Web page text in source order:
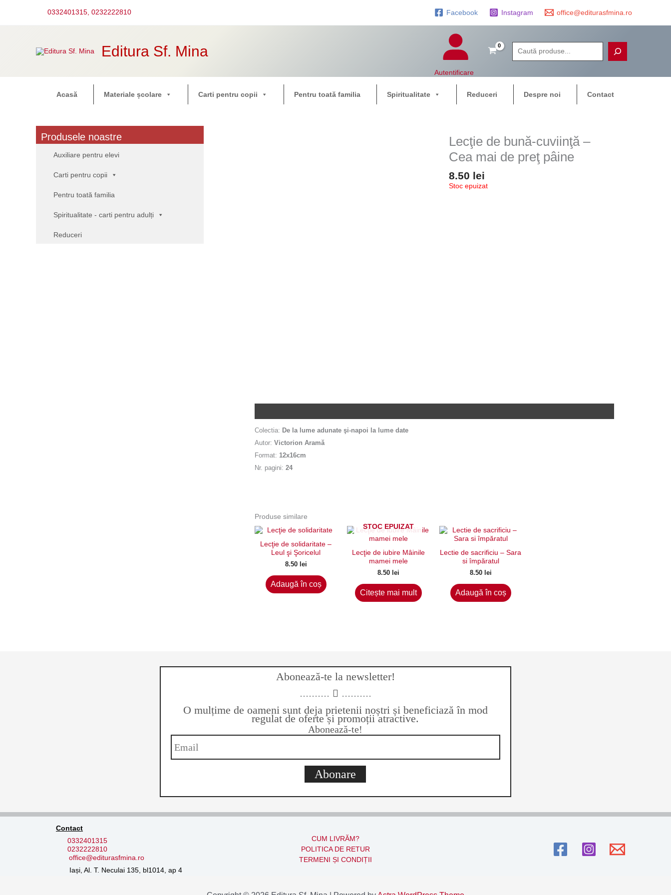
0332401315, 0232222810 Facebook Instagram office@editurasfmina.ro
Editura Sf. Mina
Autentificare
Caută
Acasă Materiale școlare Carti pentru copii Pentru toată familia Spiritualitate Reduceri Despre noi Contact
Produsele noastre
Auxiliare pentru elevi
Carti pentru copii
Pentru toată familia
Spiritualitate - carti pentru adulți
Reduceri
Lecţie de bună-cuviinţă –
Cea mai de preţ pâine
8.50 lei
Stoc epuizat
Colectia: De la lume adunate şi-napoi la lume date
Autor: Victorion Aramă
Format: 12x16cm
Nr. pagini: 24
Produse similare
Lecţie de solidaritate –
Leul şi Şoricelul
8.50 lei
Adaugă în coș
STOC EPUIZAT
Lecţie de iubire Mâinile
mamei mele
8.50 lei
Citește mai mult
Lectie de sacrificiu – Sara
si împăratul
8.50 lei
Adaugă în coș
Abonează-te la newsletter!
..........
..........
O mulțime de oameni sunt deja prietenii noștri și beneficiază în mod
regulat de oferte și promoții atractive.
Abonează-te!
Abonare
Contact
0332401315
0232222810
office@editurasfmina.ro
Iași, Al. T. Neculai 135, bl1014, ap 4
CUM LIVRĂM?
POLITICA DE RETUR
TERMENI ȘI CONDIȚII